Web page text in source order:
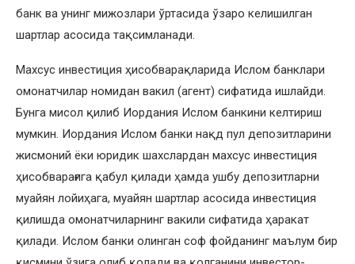
банк ва унинг мижозлари ўртасида ўзаро келишилган
шартлар асосида тақсимланади.
Махсус инвестиция ҳисобварақларида Ислом банклари
омонатчилар номидан вакил (агент) сифатида ишлайди.
Бунга мисол қилиб Иордания Ислом банкини келтириш
мумкин. Иордания Ислом банки нақд пул депозитларини
жисмоний ёки юридик шахслардан махсус инвестиция
ҳисобварағига қабул қилади ҳамда ушбу депозитларни
муайян лойиҳага, муайян шартлар асосида инвестиция
қилишда омонатчиларнинг вакили сифатида ҳаракат
қилади. Ислом банки олинган соф фойданинг маълум бир